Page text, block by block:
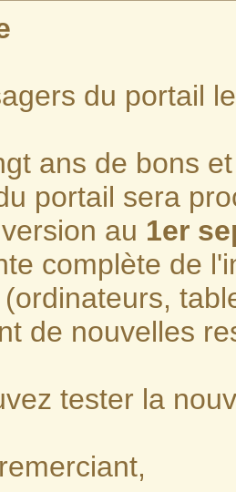
du portail
ans de bons
portail sera
au 1er
complète de
de nouvelles
tester la